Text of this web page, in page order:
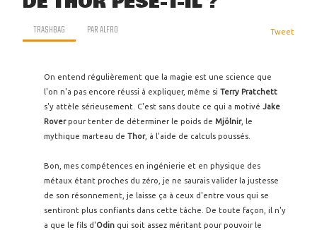
TRASHBAG PARALFRO Tweet
On entend régulièrement que la magie est une science que
l'on n'a pas encore réussi à expliquer, même si Terry Pratchett
s'y attèle sérieusement. C'est sans doute ce qui a motivé Jake
Roverpour tenter de déterminer le poids de Mjölnir, le
mythique marteau de Thor, à l'aide de calculs poussés.
Bon, mes compétences en ingénierie et en physique des
métaux étant proches du zéro, je ne saurais valider la justesse
de son résonnement, je laisse ça à ceux d'entre vous qui se
sentiront plus confiants dans cette tâche. De toute façon, il n'y
a que le fils d'Odin qui soit assez méritant pour pouvoir le